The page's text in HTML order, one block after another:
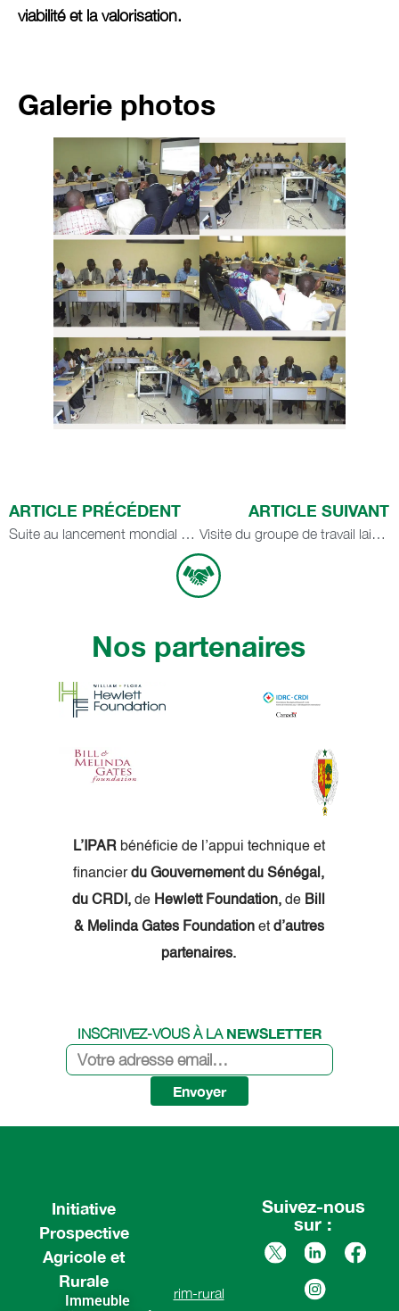
viabilité et la valorisation.
Galerie photos
ARTICLE PRÉCÉDENT
Suite au lancement mondial de la décennie pour l’agriculture familiale, il convient d’élaborer (et mettre en œuvre) les plans d’action nationaux
ARTICLE SUIVANT
Visite du groupe de travail lait local de la Mauritanie à la filière Sénégalaise
Nos partenaires
L’IPARbénéficie de l’appui technique et
financierdu Gouvernement du Sénégal,
du CRDI, de Hewlett Foundation, de Bill
& Melinda Gates Foundation et d’autres
partenaires.
INSCRIVEZ-VOUS À LA NEWSLETTER
Envoyer
Initiative
Prospective
Agricole et
Rurale
Immeuble
rim-rural
Suivez-nous
sur :